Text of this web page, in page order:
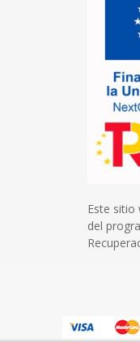
Este sitio
del